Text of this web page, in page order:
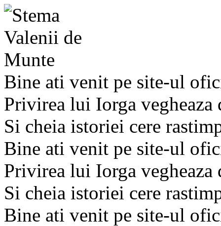
Bine ati venit pe site-ul
Privirea lui Iorga
Si cheia istoriei cere
Bine ati venit pe site-ul
Privirea lui Iorga
Si cheia istoriei cere
Bine ati venit pe site-ul